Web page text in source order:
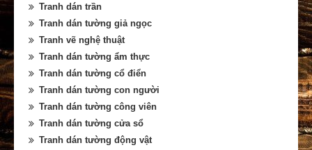
Tranh dán trần
Tranh dán tường giả ngọc
Tranh vẽ nghệ thuật
Tranh dán tường ẩm thực
Tranh dán tường cổ điển
Tranh dán tường con người
Tranh dán tường công viên
Tranh dán tường cửa sổ
Tranh dán tường động vật